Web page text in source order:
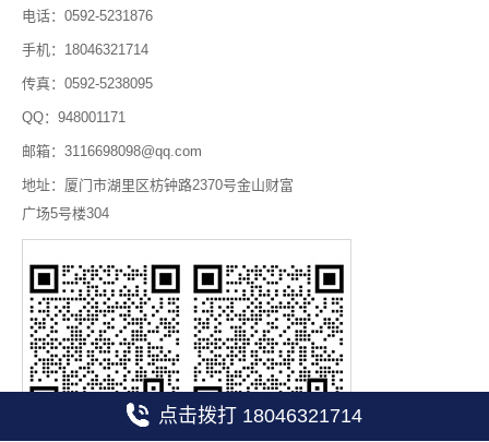
电话：0592-5231876
手机：18046321714
传真：0592-5238095
QQ：948001171
邮箱：3116698098@qq.com
地址：厦门市湖里区枋钟路2370号金山财富
广场5号楼304
点击拨打 18046321714